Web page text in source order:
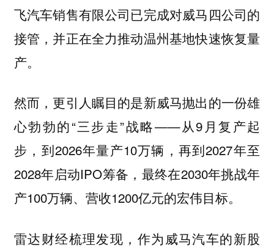
飞汽车销售有限公司已完成对威马四公司的
接管，并正在全力推动温州基地快速恢复量
产。
然而，更引人瞩目的是新威马抛出的一份雄
心勃勃的“三步走”战略——从9月复产起
步，到2026年量产10万辆，再到2027年至
2028年启动IPO筹备，最终在2030年挑战年
产100万辆、营收1200亿元的宏伟目标。
雷达财经梳理发现，作为威马汽车的新股